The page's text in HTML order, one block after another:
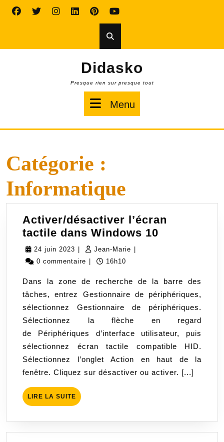
Didasko
Presque rien sur presque tout
Menu
Catégorie :
Informatique
Activer/désactiver l’écran
tactile dans Windows 10
Windows
10
24 juin 2023 24
juin
Jean-Marie Jean-
0 commentaire
16h10
Dans la zone de recherche de la barre des
tâches, entrez Gestionnaire de périphériques,
sélectionnez Gestionnaire de périphériques.
Sélectionnez la flèche en regard
de Périphériques d’interface utilisateur, puis
sélectionnez écran tactile compatible HID.
Sélectionnez l’onglet Action en haut de la
fenêtre. Cliquez sur désactiver ou activer. [...]
LIRE LA SUITE LIRE
LA